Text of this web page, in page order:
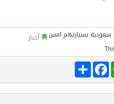
أخبار
Share
Facebook